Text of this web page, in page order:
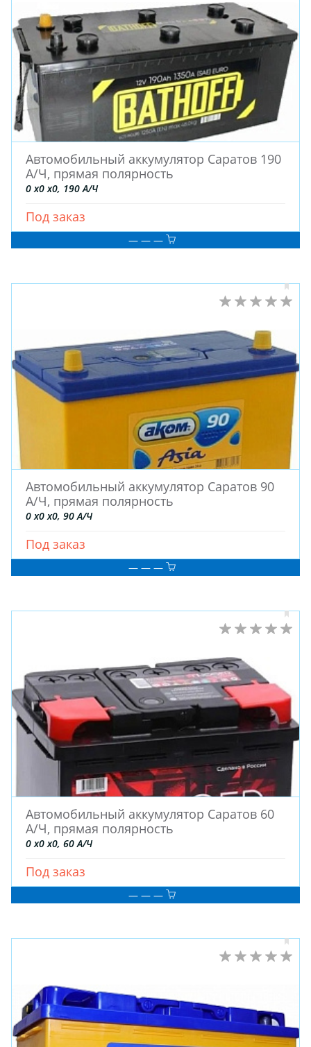
Автомобильный аккумулятор Саратов 190
А/Ч, прямая полярность
0 x0 x0, 190 А/Ч
Под заказ
— — —
Автомобильный аккумулятор Саратов 90
А/Ч, прямая полярность
0 x0 x0, 90 А/Ч
Под заказ
— — —
Автомобильный аккумулятор Саратов 60
А/Ч, прямая полярность
0 x0 x0, 60 А/Ч
Под заказ
— — —